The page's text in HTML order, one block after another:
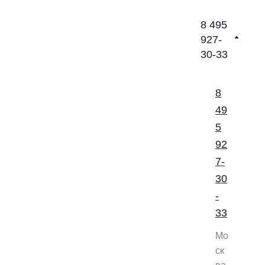
8 495
927-
30-33
8
49
5
92
7-
30
-
33
Мо
ск